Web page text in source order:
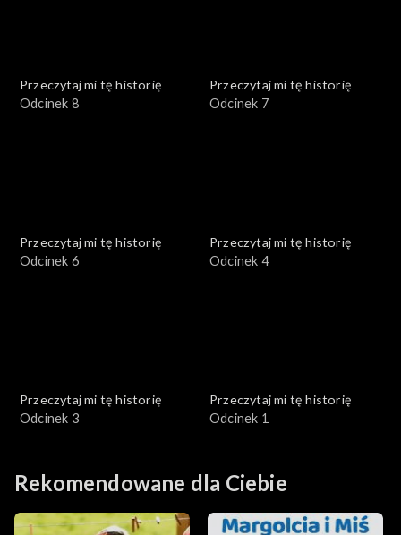
Przeczytaj mi tę historię
Odcinek 8
Przeczytaj mi tę historię
Odcinek 7
Przeczytaj mi tę historię
Odcinek 6
Przeczytaj mi tę historię
Odcinek 4
Przeczytaj mi tę historię
Odcinek 3
Przeczytaj mi tę historię
Odcinek 1
Rekomendowane dla Ciebie